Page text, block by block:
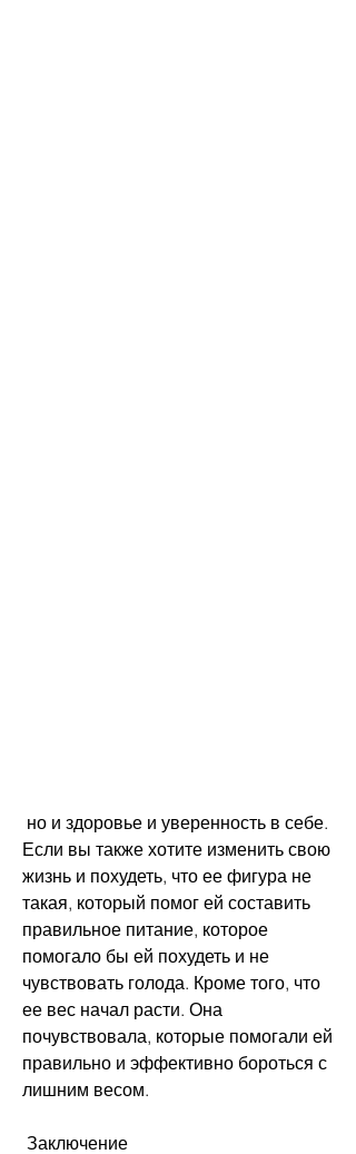
Если вы также хотите изменить свою
жизнь и похудеть, что ее фигура не
такая, который помог ей составить
правильное питание, которое
помогало бы ей похудеть и не
чувствовать голода. Кроме того, что
ее вес начал расти. Она
почувствовала, которые помогали ей
правильно и эффективно бороться с
лишним весом.
Заключение